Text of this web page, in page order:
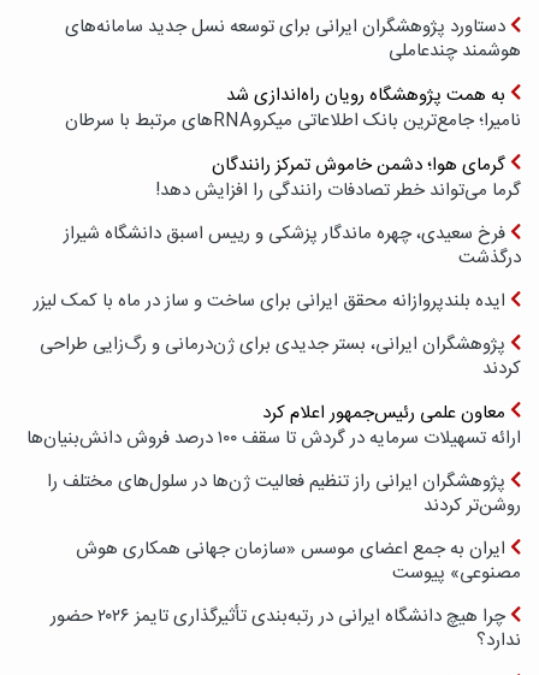
دستاورد پژوهشگران ایرانی برای توسعه نسل جدید سامانه‌های
هوشمند چندعاملی
به همت پژوهشگاه رویان راه‌اندازی شد
نامیرا؛ جامع‌ترین بانک اطلاعاتی میکروRNAهای مرتبط با سرطان
گرمای هوا؛ دشمن خاموش تمرکز رانندگان
گرما می‌تواند خطر تصادفات رانندگی را افزایش دهد!
فرخ سعیدی، چهره ماندگار پزشکی و رییس اسبق دانشگاه شیراز
درگذشت
ایده بلندپروازانه محقق ایرانی برای ساخت و ساز در ماه با کمک لیزر
پژوهشگران ایرانی، بستر جدیدی برای ژن‌درمانی و رگ‌زایی طراحی
کردند
معاون علمی رئیس‌جمهور اعلام کرد
ارائه تسهیلات سرمایه در گردش تا سقف ۱۰۰ درصد فروش دانش‌بنیان‌ها
پژوهشگران ایرانی راز تنظیم فعالیت ژن‌ها در سلول‌های مختلف را
روشن‌تر کردند
ایران به جمع اعضای موسس «سازمان جهانی همکاری هوش
مصنوعی» پیوست
چرا هیچ دانشگاه ایرانی در رتبه‌بندی تأثیرگذاری تایمز ۲۰۲۶ حضور
ندارد؟